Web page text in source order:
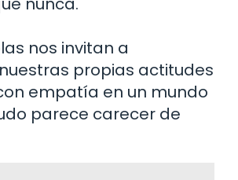
nos invitan a
propias actitudes
empatía en un mundo
parece carecer de